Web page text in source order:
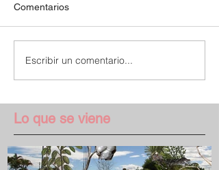
Comentarios
Escribir un comentario...
Lo que se viene